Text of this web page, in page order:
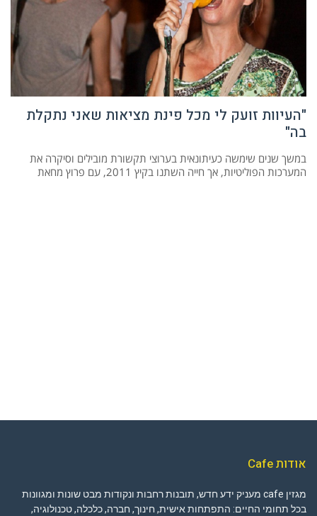
"העיוות זועק לי מכל פינת מציאות שאני נתקלת
בה"
במשך שנים שימשה כעיתונאית בערוצי תקשורת מובילים וסיקרה את
המערכות הפוליטיות, אך חייה השתנו בקיץ 2011, עם פרוץ מחאת
אודות Cafe
מגזין cafe מעניק ידע חדש, תובנות רחבות ונקודות מבט שונות ומגוונות
בכל תחומי החיים: התפתחות אישית, חינוך, חברה, כלכלה, טכנולוגיה,